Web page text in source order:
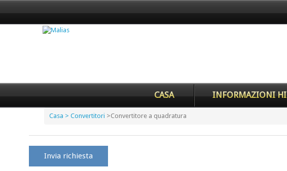
CASA INFORMAZIONI HI
Casa > Convertitori >Convertitore a quadratura
Invia richiesta